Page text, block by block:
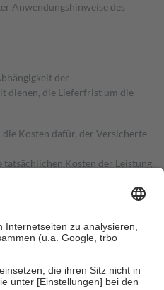
Anwendungshinweise des
der
dienen, die Lieferfrist um die
Kosten dafür, der Versicherte
tatsächlichen Kosten der Leistung